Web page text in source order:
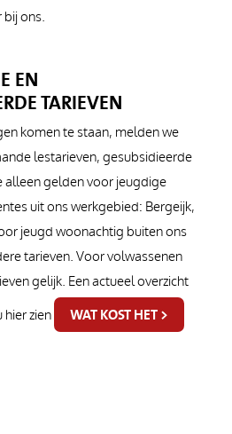
ons.
EN
TARIEVEN
komen te staan, melden we
lestarieven, gesubsidieerde
alleen gelden voor jeugdige
uit ons werkgebied: Bergeijk,
jeugd woonachtig buiten ons
tarieven. Voor volwassenen
gelijk. Een actueel overzicht
hier zien
WAT KOST HET >